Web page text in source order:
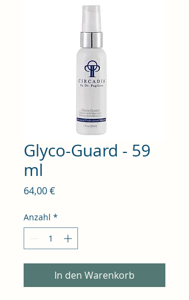
Glyco-Guard - 59
ml
64,00 €Preis
Anzahl *
In den Warenkorb